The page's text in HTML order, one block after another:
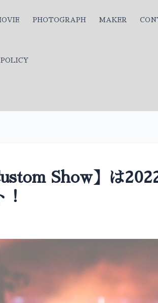
PHOTOGRAPH MAKER
Show】は